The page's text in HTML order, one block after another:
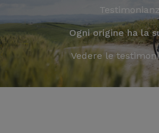
Ogni origine ha la
Vedere le